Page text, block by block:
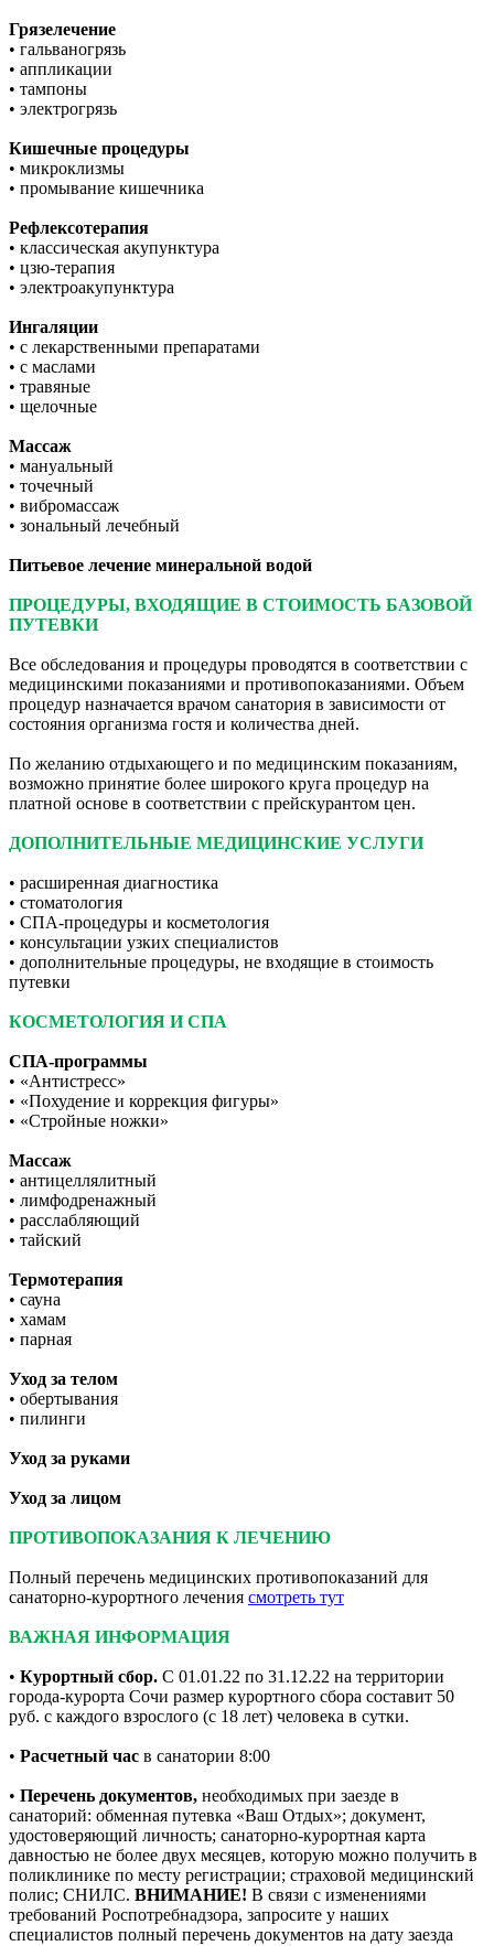
Грязелечение
• гальваногрязь
• аппликации
• тампоны
• электрогрязь
Кишечные процедуры
• микроклизмы
• промывание кишечника
Рефлексотерапия
• классическая акупунктура
• цзю-терапия
• электроакупунктура
Ингаляции
• с лекарственными препаратами
• с маслами
• травяные
• щелочные
Массаж
• мануальный
• точечный
• вибромассаж
• зональный лечебный
Питьевое лечение минеральной водой
ПРОЦЕДУРЫ, ВХОДЯЩИЕ В СТОИМОСТЬ БАЗОВОЙ
ПУТЕВКИ
Все обследования и процедуры проводятся в соответствии с
медицинскими показаниями и противопоказаниями. Объем
процедур назначается врачом санатория в зависимости от
состояния организма гостя и количества дней.
По желанию отдыхающего и по медицинским показаниям,
возможно принятие более широкого круга процедур на
платной основе в соответствии с прейскурантом цен.
ДОПОЛНИТЕЛЬНЫЕ МЕДИЦИНСКИЕ УСЛУГИ
• расширенная диагностика
• стоматология
• СПА-процедуры и косметология
• консультации узких специалистов
• дополнительные процедуры, не входящие в стоимость
путевки
КОСМЕТОЛОГИЯ И СПА
СПА-программы
• «Антистресс»
• «Похудение и коррекция фигуры»
• «Стройные ножки»
Массаж
• антицеллялитный
• лимфодренажный
• расслабляющий
• тайский
Термотерапия
• сауна
• хамам
• парная
Уход за телом
• обертывания
• пилинги
Уход за руками
Уход за лицом
ПРОТИВОПОКАЗАНИЯ К ЛЕЧЕНИЮ
Полный перечень медицинских противопоказаний для
санаторно-курортного лечения смотреть тут
ВАЖНАЯ ИНФОРМАЦИЯ
• Курортный сбор. С 01.01.22 по 31.12.22 на территории
города-курорта Сочи размер курортного сбора составит 50
руб. с каждого взрослого (с 18 лет) человека в сутки.
• Расчетный час в санатории 8:00
• Перечень документов, необходимых при заезде в
санаторий: обменная путевка «Ваш Отдых»; документ,
удостоверяющий личность; санаторно-курортная карта
давностью не более двух месяцев, которую можно получить в
поликлинике по месту регистрации; страховой медицинский
полис; СНИЛС. ВНИМАНИЕ! В связи с изменениями
требований Роспотребнадзора, запросите у наших
специалистов полный перечень документов на дату заезда